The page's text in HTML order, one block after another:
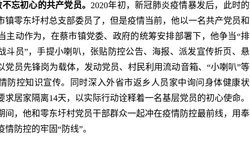
忘初心的共产党员。 2020年初，新冠肺炎疫情暴发后，此时的
镇零东圩村总支部委员了，但是疫情当前，他以一名共产党员和
主动作为，在蔡市镇党委、政府的统筹安排部署下，他争当“排
斗员”，手提小喇叭，张贴防控公告、海报、派发宣传折页、悬
党员先锋岗为载体，发动党员、村民利用流动音箱、“小喇叭”等
防控知识宣传。同时深入外省市返乡人员家中询问身体健康状
求居家隔离14天，以实际行动诠释着一名基层党员的初心使命。
间，他和零东圩村党员干部群众一起冲在疫情防控最前线，用奉
防控的牢固“防线”。